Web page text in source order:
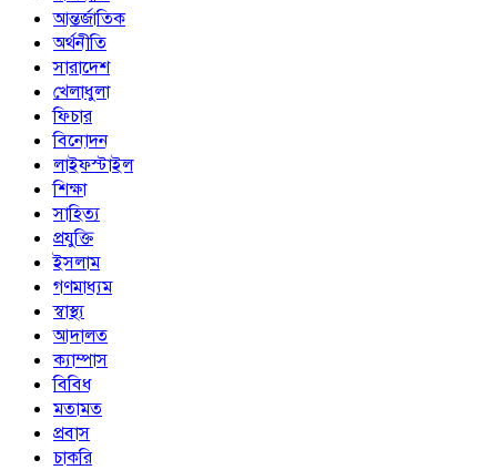
আন্তর্জাতিক
অর্থনীতি
সারাদেশ
খেলাধুলা
ফিচার
বিনোদন
লাইফস্টাইল
শিক্ষা
সাহিত্য
প্রযুক্তি
ইসলাম
গণমাধ্যম
স্বাস্থ্য
আদালত
ক্যাম্পাস
বিবিধ
মতামত
প্রবাস
চাকরি